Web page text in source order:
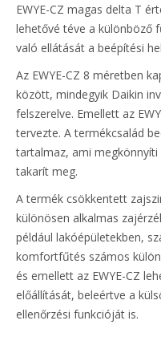
EWYE-CZ magas delta T
lehetővé téve a különböző
való ellátását a beépítési
Az EWYE-CZ 8 méretben
között, mindegyik Daikin
felszerelve. Emellett az
tervezte. A termékcsalád
tartalmaz, ami
takarít meg.
A termék csökkentett
különösen alkalmas
például lakóépületekben,
komfortfűtés számos
és emellett az EWYE-CZ
előállítását, beleértve a
ellenőrzési funkcióját is.